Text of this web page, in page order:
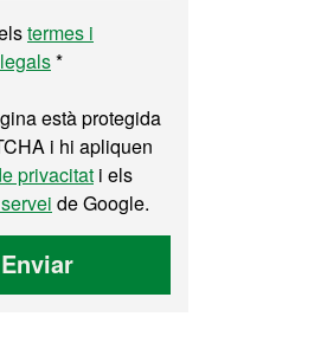
termes i
*
està protegida
i hi apliquen
privacitat i els
de Google.
Enviar